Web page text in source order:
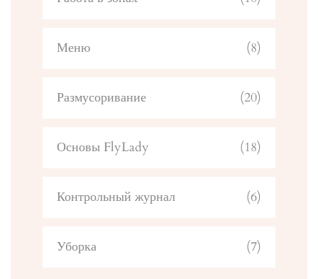
Меню (8)
Размусоривание (20)
Основы FlyLady (18)
Контрольный журнал (6)
Уборка (7)